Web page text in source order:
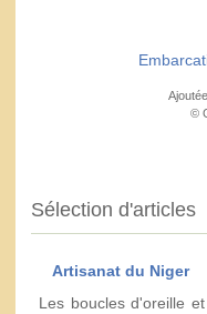
©
Sélection d'articles
Artisanat du Niger
Les boucles d'oreille